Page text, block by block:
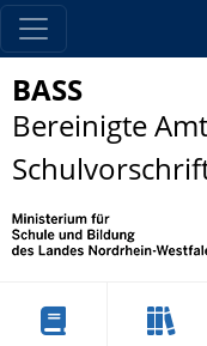
BASS
Bereinigte